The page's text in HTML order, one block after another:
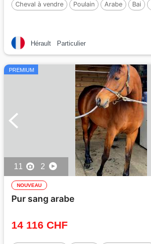
Cheval à vendre Poulain Arabe Bai
Hérault Particulier
PREMIUM
11 2
NOUVEAU
Pur sang arabe
14 116 CHF